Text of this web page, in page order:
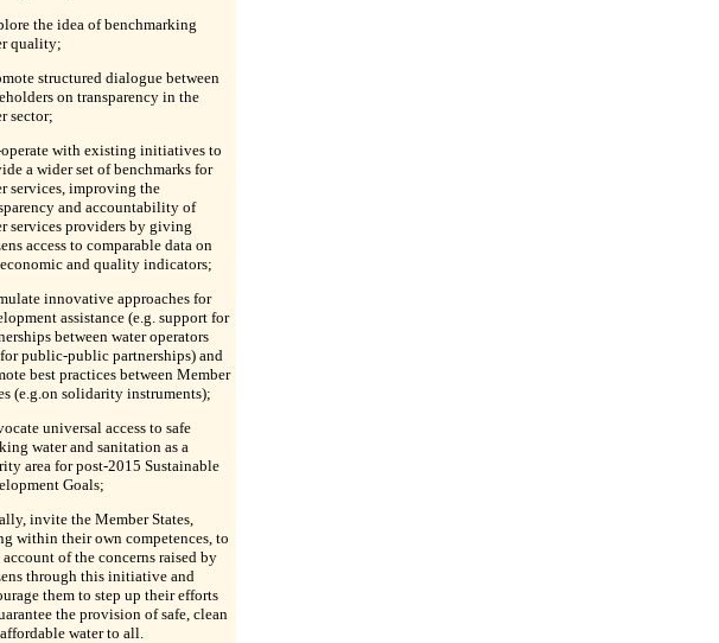
the idea of benchmarking
quality;
structured dialogue between
on transparency in the
sector;
with existing initiatives to
a wider set of benchmarks for
services, improving the
and accountability of
services providers by giving
access to comparable data on
and quality indicators;
innovative approaches for
assistance (e.g. support for
between water operators
public-public partnerships) and
best practices between Member
(e.g.on solidarity instruments);
universal access to safe
water and sanitation as a
area for post-2015 Sustainable
Goals;
invite the Member States,
within their own competences, to
account of the concerns raised by
through this initiative and
them to step up their efforts
the provision of safe, clean
water to all.